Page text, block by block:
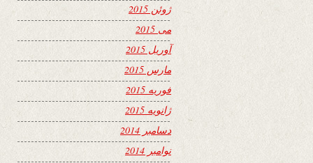
ژوئن 2015
می 2015
آوریل 2015
مارس 2015
فوریه 2015
ژانویه 2015
دسامبر 2014
نوامبر 2014